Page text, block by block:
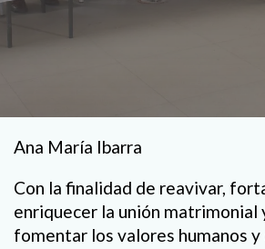
Ana María Ibarra
Con la finalidad de reavivar,
enriquecer la unión matrimonial
fomentar los valores humanos